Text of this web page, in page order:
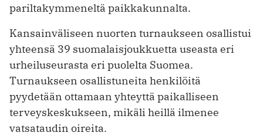
pariltakymmeneltä paikkakunnalta.
Kansainväliseen nuorten turnaukseen osallistui
yhteensä 39 suomalaisjoukkuetta useasta eri
urheiluseurasta eri puolelta Suomea.
Turnaukseen osallistuneita henkilöitä
pyydetään ottamaan yhteyttä paikalliseen
terveyskeskukseen, mikäli heillä ilmenee
vatsataudin oireita.